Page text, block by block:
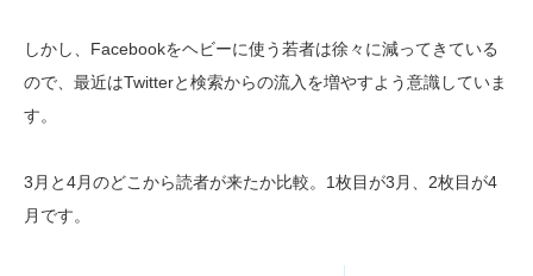
しかし、Facebookをヘビーに使う若者は徐々に減ってきている
ので、最近はTwitterと検索からの流入を増やすよう意識していま
す。
3月と4月のどこから読者が来たか比較。1枚目が3月、2枚目が4
月です。